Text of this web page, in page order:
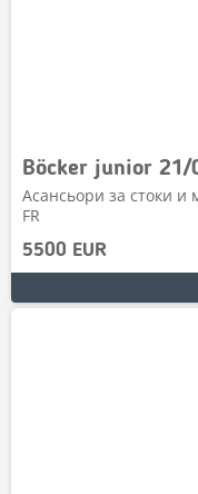
Асансьори за стоки и
FR
5500 EUR